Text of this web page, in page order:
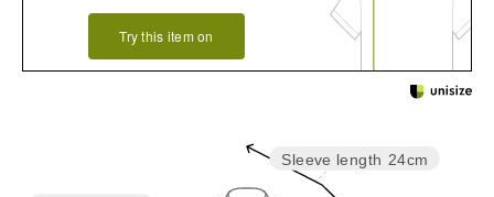
Try this item on
Sleeve length 24cm